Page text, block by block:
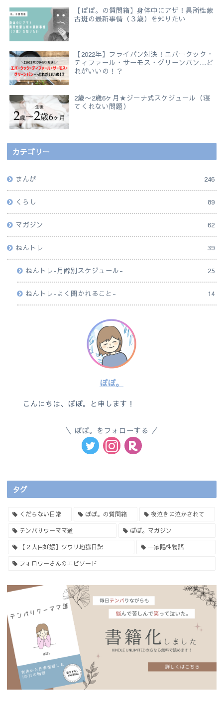
【ぽぽ。の質問箱】身体中にアザ！異所性蒙
古斑の最新事情（３歳）を知りたい
【2022年】フライパン対決！エバークック・
ティファール・サーモス・グリーンパン…ど
れがいいの！？
2歳〜2歳6ヶ月★ジーナ式スケジュール（寝
てくれない問題）
カテゴリー
まんが 246
くらし 89
マガジン 62
ねんトレ 39
ねんトレ-月齢別スケジュール- 25
ねんトレ-よく聞かれること- 14
ぽぽ。
こんにちは、ぽぽ。と申します！
ぽぽ。をフォローする
タグ
くだらない日常 ぽぽ。の質問箱 夜泣きに泣かされて
テンパりワーママ道 ぽぽ。マガジン
【２人目妊娠】ツワリ地獄日記 一家陽性物語
フォロワーさんのエピソード